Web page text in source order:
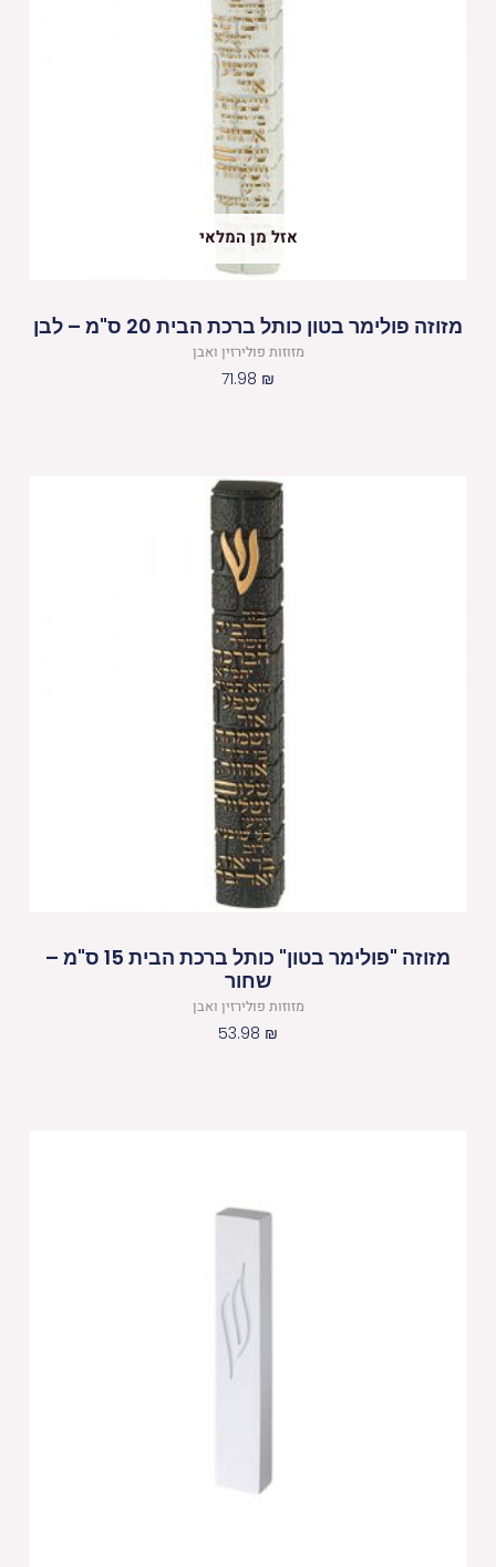
אזל מן המלאי
מזוזה פולימר בטון כותל ברכת הבית 20 ס"מ – לבן
מזוזות פולירזין ואבן
71.98 ₪
מזוזה "פולימר בטון" כותל ברכת הבית 15 ס"מ –
שחור
מזוזות פולירזין ואבן
53.98 ₪